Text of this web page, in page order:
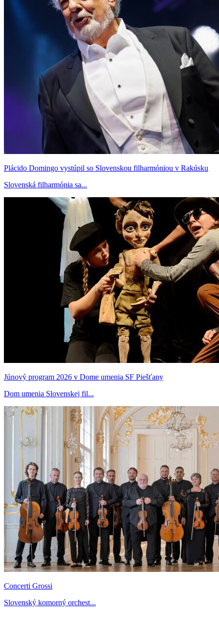
Plácido Domingo vystúpil so Slovenskou filharmóniou v Rakúsku
Slovenská filharmónia sa...
Júnový program 2026 v Dome umenia SF Piešťany
Dom umenia Slovenskej fil...
Concerti Grossi
Slovenský komorný orchest...